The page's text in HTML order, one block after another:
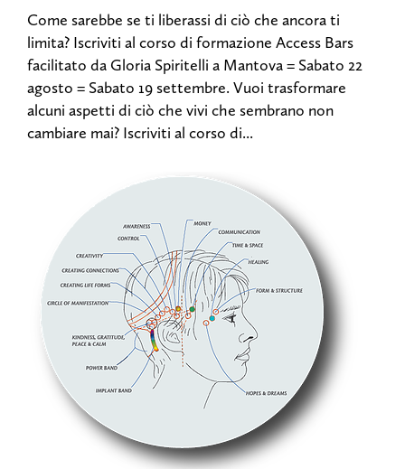
Come sarebbe se ti liberassi di ciò che ancora ti
limita? Iscriviti al corso di formazione Access Bars
facilitato da Gloria Spiritelli a Mantova = Sabato 22
agosto = Sabato 19 settembre. Vuoi trasformare
alcuni aspetti di ciò che vivi che sembrano non
cambiare mai? Iscriviti al corso di...